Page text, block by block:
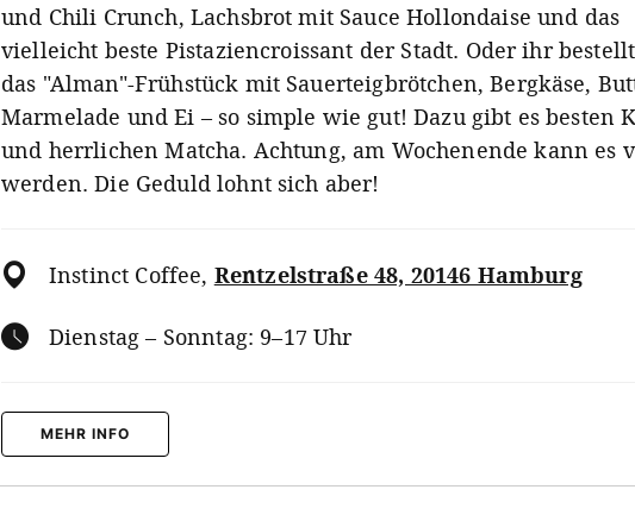
und Chili Crunch, Lachsbrot mit Sauce Hollondaise und das
vielleicht beste Pistaziencroissant der Stadt. Oder ihr
das "Alman"-Frühstück mit Sauerteigbrötchen, Bergkäse,
Marmelade und Ei – so simple wie gut! Dazu gibt es besten
und herrlichen Matcha. Achtung, am Wochenende kann es
werden. Die Geduld lohnt sich aber!
Instinct Coffee, Rentzelstraße 48, 20146 Hamburg
Dienstag – Sonntag: 9–17 Uhr
MEHR INFO